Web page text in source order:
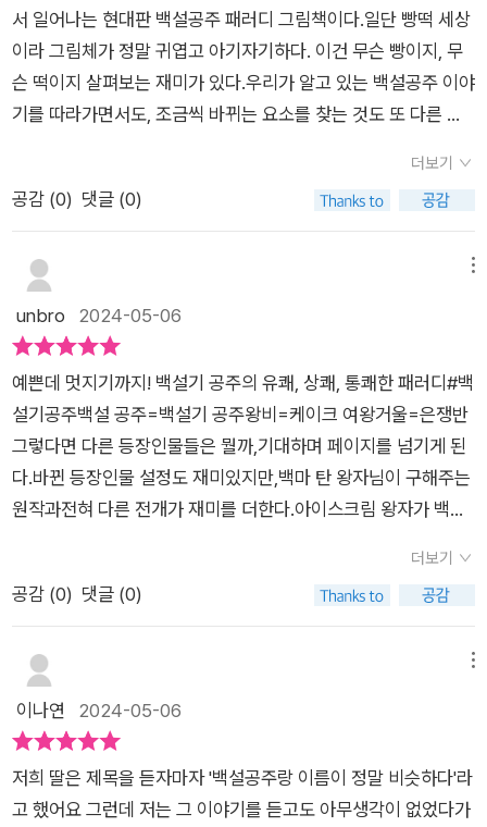
서 일어나는 현대판 백설공주 패러디 그림책이다.일단 빵떡 세상
이라 그림체가 정말 귀엽고 아기자기하다. 이건 무슨 빵이지, 무
슨 떡이지 살펴보는 재미가 있다.우리가 알고 있는 백설공주 이야
기를 따라가면서도, 조금씩 바뀌는 요소를 찾는 것도 또 다른 재
로 나온다. 그리고 기대했던 왕자님의 등장! 몸과 마음이 뜨거워
지면 사르르 녹아 버려 급하게 떠나 버린 아이스크림 왕자도 웃겼
다. 그리고 마지막에 '백설'이라는 타이틀에 연연하지 않고, 무지
개떡으로 변신해 등장한 백설기 공주의 결말이 좋았다. 사랑스
더보기
공감 (0) 댓글 (0)
unbro 2024-05-06
예쁜데 멋지기까지! ​백설기 공주의 유쾌, 상쾌, 통쾌한 패러디#백
설기공주백설 공주=백설기 공주왕비=케이크 여왕거울=은쟁반
그렇다면 다른 등장인물들은 뭘까,기대하며 페이지를 넘기게 된
다.바뀐 등장인물 설정도 재미있지만,백마 탄 왕자님이 구해주는
원작과전혀 다른 전개가 재미를 더한다.아이스크림 왕자가 백설
있다?!<백설기 공주>는 현대판 패러디물로아름다운 외모가 중
요하지 않다는 주제를 담고 있다. 결말에서 솜씨 좋은 일곱 별사
탕의 도움으로 달라진 백설기 공주의외적 변화(의상 포함)가 눈
길을 끈다. ​멋쁨이란 이런 거 아닐까. ​ㅎㅎ*출판사로부터 책을 제
공받아주관적으로 작성한 리뷰입니다.
더보기
공감 (0) 댓글 (0)
이나연 2024-05-06
저희 딸은 제목을 듣자마자 '백설공주랑 이름이 정말 비슷하다'라
고 했어요 그런데 저는 그 이야기를 듣고도 아무생각이 없었다가